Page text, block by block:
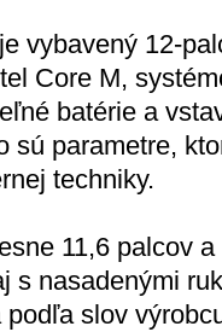
vybavený 12-
Core M,
batérie a
sú parametre,
techniky.
11,6 palcov
s nasadenými
slov